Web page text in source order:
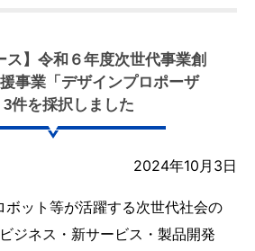
ス】令和６年度次世代事業創
事業「デザインプロポーザ
3件を採択しました
2024年10月3日
ット等が活躍する次世代社会の
ジネス・新サービス・製品開発